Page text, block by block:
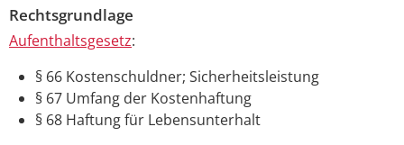
Rechtsgrundlage
Aufenthaltsgesetz:
§ 66 Kostenschuldner; Sicherheitsleistung
§ 67 Umfang der Kostenhaftung
§ 68 Haftung für Lebensunterhalt